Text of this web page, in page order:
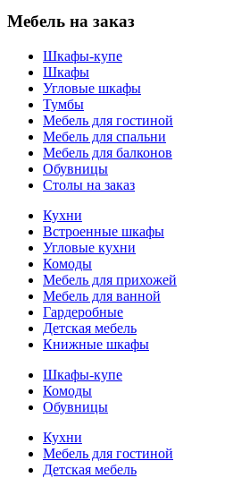
Мебель на заказ
Шкафы-купе
Шкафы
Угловые шкафы
Тумбы
Мебель для гостиной
Мебель для спальни
Мебель для балконов
Обувницы
Столы на заказ
Кухни
Встроенные шкафы
Угловые кухни
Комоды
Мебель для прихожей
Мебель для ванной
Гардеробные
Детская мебель
Книжные шкафы
Шкафы-купе
Комоды
Обувницы
Кухни
Мебель для гостиной
Детская мебель